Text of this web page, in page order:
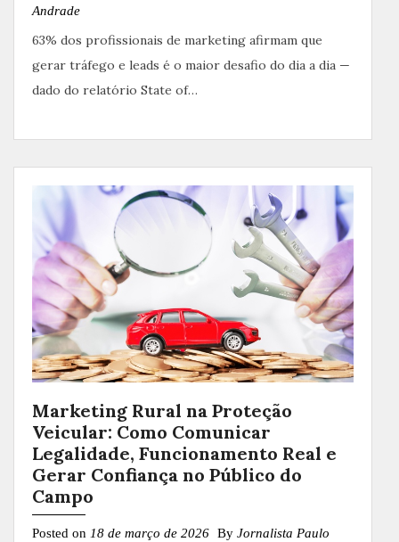
Andrade
63% dos profissionais de marketing afirmam que
gerar tráfego e leads é o maior desafio do dia a dia —
dado do relatório State of…
Marketing Rural na Proteção
Veicular: Como Comunicar
Legalidade, Funcionamento Real e
Gerar Confiança no Público do
Campo
Posted on 18 de março de 2026 By Jornalista Paulo